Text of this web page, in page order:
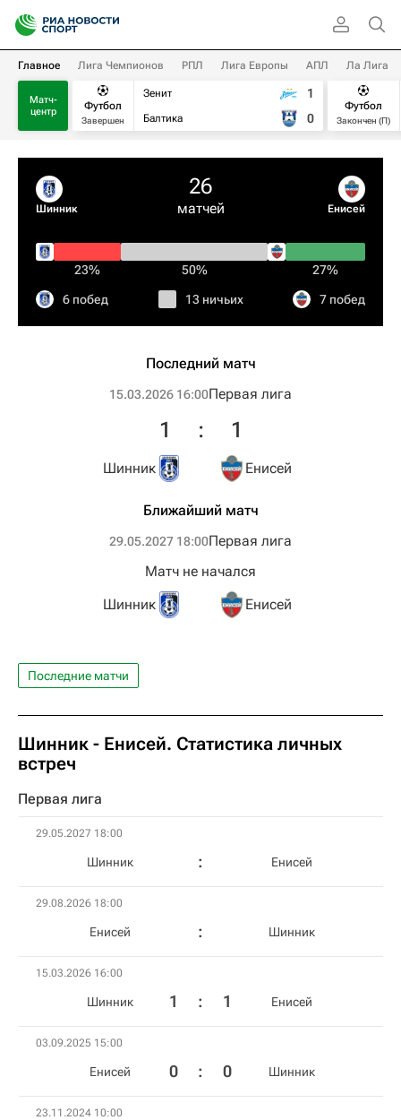
Главное Лига Чемпионов РПЛ Лига Европы АПЛ Ла Лига
Матч-
центр
Футбол
Завершен
Зенит
Балтика
1
0
Футбол
Закончен (П)
Шинник
26
матчей Енисей
23% 50% 27%
6 побед 13 ничьих 7 побед
Последний матч
15.03.2026 16:00Первая лига
Шинник
1 : 1
Енисей
Ближайший матч
29.05.2027 18:00Первая лига
Шинник
Матч не начался
Енисей
Последние матчи
Шинник - Енисей. Статистика личных
встреч
Первая лига
29.05.2027 18:00
Шинник Енисей
29.08.2026 18:00
Енисей Шинник
15.03.2026 16:00
Шинник 1 : 1 Енисей
03.09.2025 15:00
Енисей 0 : 0 Шинник
23.11.2024 10:00